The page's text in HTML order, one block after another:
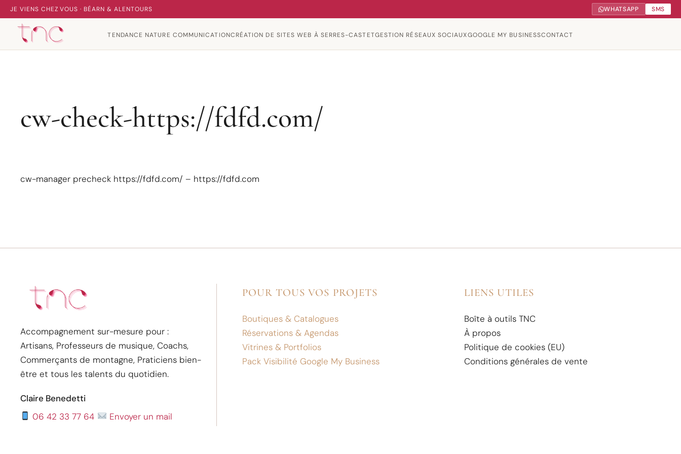
JE VIENS CHEZ VOUS · BÉARN & ALENTOURS WHATSAPP SMS
TENDANCE NATURE COMMUNICATIONCRÉATION DE SITES WEB À SERRES-CASTETGESTION RÉSEAUX SOCIAUXGOOGLE MY BUSINESSCONTACT
cw-check-https://fdfd.com/
cw-manager precheck https://fdfd.com/ – https://fdfd.com
Accompagnement sur-mesure pour :
Artisans, Professeurs de musique, Coachs,
Commerçants de montagne, Praticiens bien-
être et tous les talents du quotidien.
Claire Benedetti
06 42 33 77 64
Envoyer un mail
POUR TOUS VOS PROJETS
Boutiques & Catalogues
Réservations & Agendas
Vitrines & Portfolios
Pack Visibilité Google My Business
LIENS UTILES
Boîte à outils TNC
À propos
Politique de cookies (EU)
Conditions générales de vente